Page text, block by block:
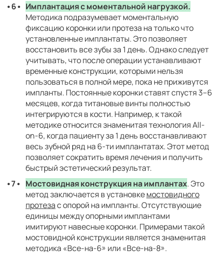
Имплантация с моментальной нагрузкой.
Методика подразумевает моментальную
фиксацию коронки или протеза на только что
установленные имплантаты. Это позволяет
восстановить все зубы за 1 день. Однако следует
учитывать, что после операции устанавливают
временные конструкции, которыми нельзя
пользоваться в полной мере, пока не приживутся
импланты. Постоянные коронки ставят спустя 3–6
месяцев, когда титановые винты полностью
интегрируются в кости. Например, к такой
методике относится знаменитая технология All-
on-6, когда пациенту за 1 день восстанавливают
весь зубной ряд на 6-ти имплантатах. Этот метод
позволяет сократить время лечения и получить
быстрый эстетический результат.
Мостовидная конструкция на имплантах. Это
метод заключается в установкемостовидного
протезас опорой на импланты. Отсутствующие
единицы между опорными имплантами
имитируют навесные коронки. Примерами такой
мостовидной конструкции является знаменитая
методика «Все-на-6» или «Все-на-8».